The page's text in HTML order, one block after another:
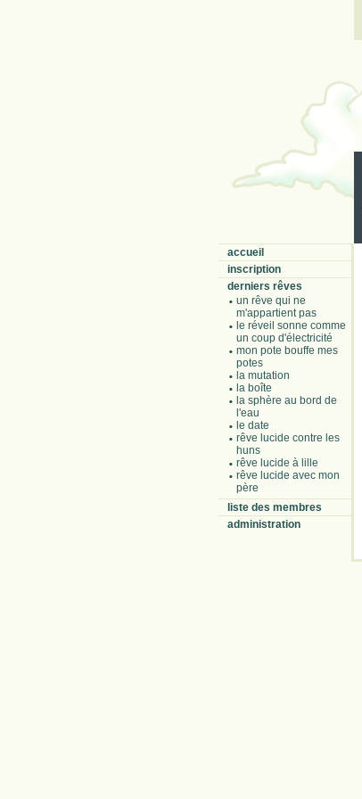
accueil
inscription
derniers rêves
un rêve qui ne
m'appartient pas
le réveil sonne comme
un coup d'électricité
mon pote bouffe mes
potes
la mutation
la boîte
la sphère au bord de
l'eau
le date
rêve lucide contre les
huns
rêve lucide à lille
rêve lucide avec mon
père
liste des membres
administration